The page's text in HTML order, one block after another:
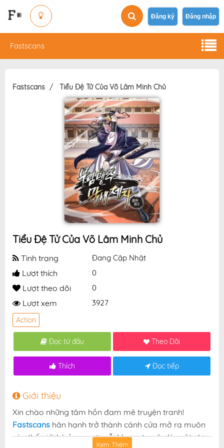
Đăng ký Đăng nhập
Fastscans
Fastscans Tiểu Đệ Tử Của Võ Lâm Minh Chủ
Tiểu Đệ Tử Của Võ Lâm Minh Chủ
Tình trạng Đang Cập Nhật
Lượt thích 0
Lượt theo dõi 0
Lượt xem 3927
Action
Đọc từ đầu Theo Dõi
Thích Đọc tiếp
Giới thiệu
Xin chào những tâm hồn đam mê truyện tranh!
Fastscans hân hạnh trở thành cánh cửa mở ra muôn
vàn thế giới kỳ ảo — nơi mỗi khung truyện là một nhịp
Xem Thêm